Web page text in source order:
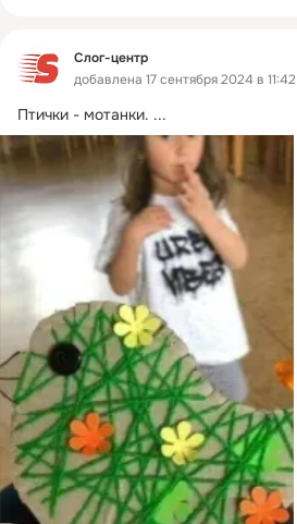
Слог-центр
добавлена 17 сентября 2024 в 11:42
Птички - мотанки. ...